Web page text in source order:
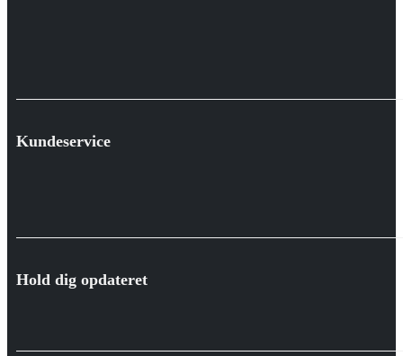
Kundeservice
Hold dig opdateret